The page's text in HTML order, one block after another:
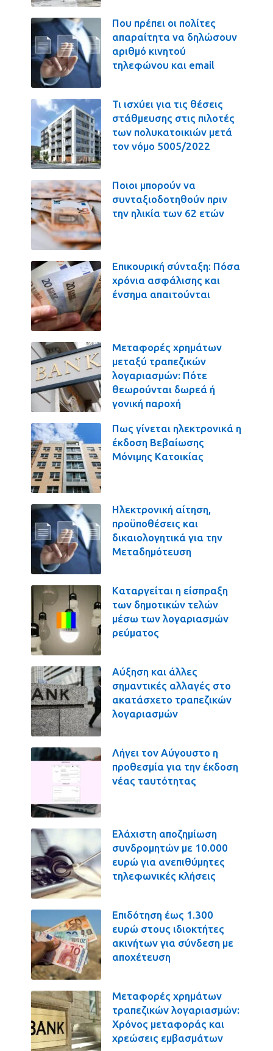
Που πρέπει οι πολίτες
απαραίτητα να δηλώσουν
αριθμό κινητού
τηλεφώνου και email
Τι ισχύει για τις θέσεις
στάθμευσης στις πιλοτές
των πολυκατοικιών μετά
τον νόμο 5005/2022
Ποιοι μπορούν να
συνταξιοδοτηθούν πριν
την ηλικία των 62 ετών
Επικουρική σύνταξη: Πόσα
χρόνια ασφάλισης και
ένσημα απαιτούνται
Μεταφορές χρημάτων
μεταξύ τραπεζικών
λογαριασμών: Πότε
θεωρούνται δωρεά ή
γονική παροχή
Πως γίνεται ηλεκτρονικά η
έκδοση Βεβαίωσης
Μόνιμης Κατοικίας
Ηλεκτρονική αίτηση,
προϋποθέσεις και
δικαιολογητικά για την
Μεταδημότευση
Καταργείται η είσπραξη
των δημοτικών τελών
μέσω των λογαριασμών
ρεύματος
Αύξηση και άλλες
σημαντικές αλλαγές στο
ακατάσχετο τραπεζικών
λογαριασμών
Λήγει τον Αύγουστο η
προθεσμία για την έκδοση
νέας ταυτότητας
Ελάχιστη αποζημίωση
συνδρομητών με 10.000
ευρώ για ανεπιθύμητες
τηλεφωνικές κλήσεις
Επιδότηση έως 1.300
ευρώ στους ιδιοκτήτες
ακινήτων για σύνδεση με
αποχέτευση
Μεταφορές χρημάτων
τραπεζικών λογαριασμών:
Χρόνος μεταφοράς και
χρεώσεις εμβασμάτων